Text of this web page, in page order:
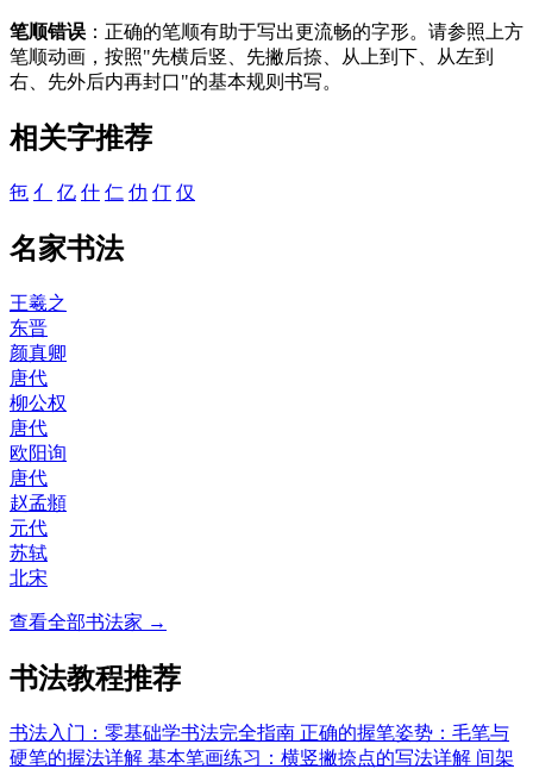
笔顺错误 ：正确的笔顺有助于写出更流畅的字形。请参照上方
笔顺动画，按照"先横后竖、先撇后捺、从上到下、从左到
右、先外后内再封口"的基本规则书写。
相关字推荐
㐌 亻 亿 什 仁 仂 仃 仅
名家书法
王羲之
东晋
颜真卿
唐代
柳公权
唐代
欧阳询
唐代
赵孟頫
元代
苏轼
北宋
查看全部书法家 →
书法教程推荐
书法入门：零基础学书法完全指南 正确的握笔姿势：毛笔与
硬笔的握法详解 基本笔画练习：横竖撇捺点的写法详解 间架